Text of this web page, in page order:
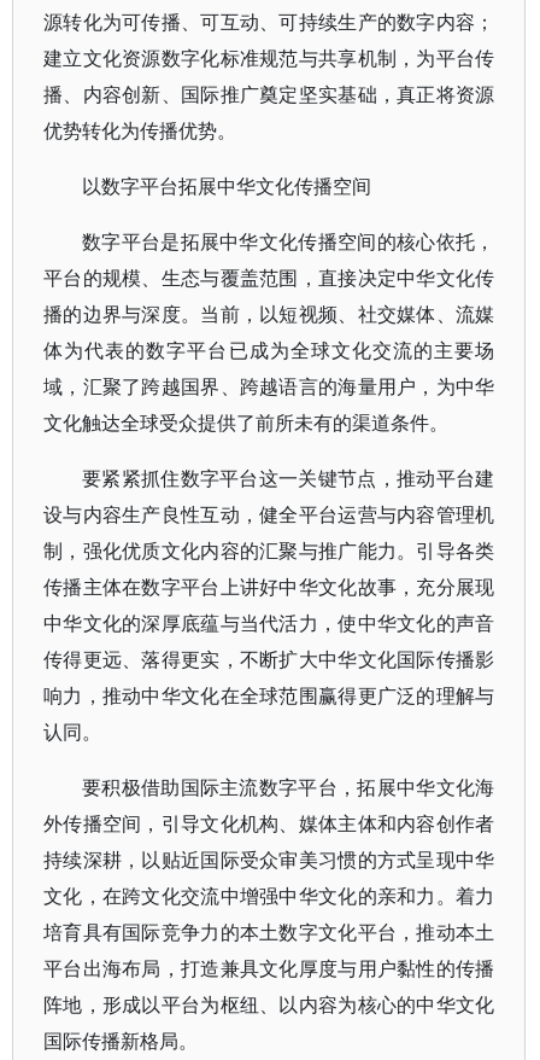
源转化为可传播、可互动、可持续生产的数字内容；
建立文化资源数字化标准规范与共享机制，为平台传
播、内容创新、国际推广奠定坚实基础，真正将资源
优势转化为传播优势。
以数字平台拓展中华文化传播空间
数字平台是拓展中华文化传播空间的核心依托，
平台的规模、生态与覆盖范围，直接决定中华文化传
播的边界与深度。当前，以短视频、社交媒体、流媒
体为代表的数字平台已成为全球文化交流的主要场
域，汇聚了跨越国界、跨越语言的海量用户，为中华
文化触达全球受众提供了前所未有的渠道条件。
要紧紧抓住数字平台这一关键节点，推动平台建
设与内容生产良性互动，健全平台运营与内容管理机
制，强化优质文化内容的汇聚与推广能力。引导各类
传播主体在数字平台上讲好中华文化故事，充分展现
中华文化的深厚底蕴与当代活力，使中华文化的声音
传得更远、落得更实，不断扩大中华文化国际传播影
响力，推动中华文化在全球范围赢得更广泛的理解与
认同。
要积极借助国际主流数字平台，拓展中华文化海
外传播空间，引导文化机构、媒体主体和内容创作者
持续深耕，以贴近国际受众审美习惯的方式呈现中华
文化，在跨文化交流中增强中华文化的亲和力。着力
培育具有国际竞争力的本土数字文化平台，推动本土
平台出海布局，打造兼具文化厚度与用户黏性的传播
阵地，形成以平台为枢纽、以内容为核心的中华文化
国际传播新格局。